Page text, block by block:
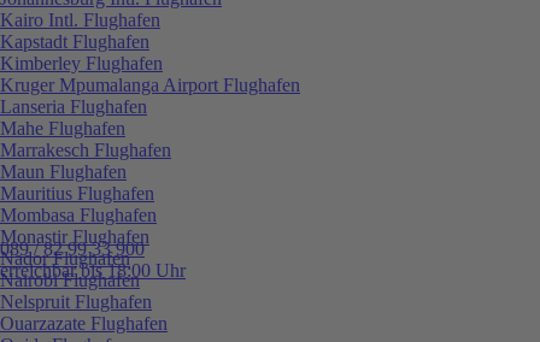
089 / 82 99 33 900
erreichbar bis 18:00 Uhr
Kairo Intl. Flughafen
Kapstadt Flughafen
Kimberley Flughafen
Kruger Mpumalanga Airport Flughafen
Lanseria Flughafen
Mahe Flughafen
Marrakesch Flughafen
Maun Flughafen
Mauritius Flughafen
Mombasa Flughafen
Monastir Flughafen
Nador Flughafen
Nairobi Flughafen
Nelspruit Flughafen
Ouarzazate Flughafen